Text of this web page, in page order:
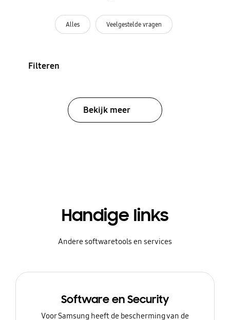
Alles Veelgestelde vragen
Filteren
Bekijk meer
Handige links
Andere softwaretools en services
Software en Security
Voor Samsung heeft de bescherming van de